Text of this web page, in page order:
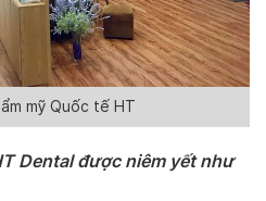
mỹ Quốc tế HT
Dental được niêm yết như